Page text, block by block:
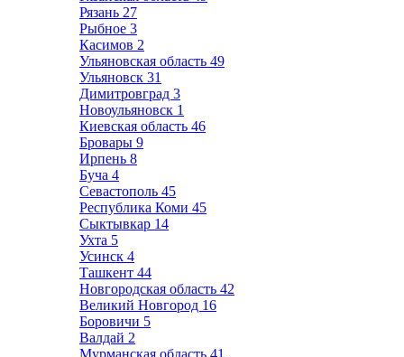
Рязань 27
Рыбное 3
Касимов 2
Ульяновская область 49
Ульяновск 31
Димитровград 3
Новоульяновск 1
Киевская область 46
Бровары 9
Ирпень 8
Буча 4
Севастополь 45
Республика Коми 45
Сыктывкар 14
Ухта 5
Усинск 4
Ташкент 44
Новгородская область 42
Великий Новгород 16
Боровичи 5
Валдай 2
Мурманская область 41